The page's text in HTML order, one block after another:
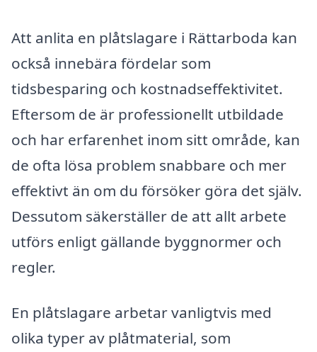
Att anlita en plåtslagare i Rättarboda kan
också innebära fördelar som
tidsbesparing och kostnadseffektivitet.
Eftersom de är professionellt utbildade
och har erfarenhet inom sitt område, kan
de ofta lösa problem snabbare och mer
effektivt än om du försöker göra det själv.
Dessutom säkerställer de att allt arbete
utförs enligt gällande byggnormer och
regler.
En plåtslagare arbetar vanligtvis med
olika typer av plåtmaterial, som